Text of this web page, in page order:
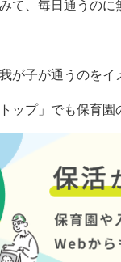
て、毎日通うのに
が子が通うのをイ
ップ」でも保育園